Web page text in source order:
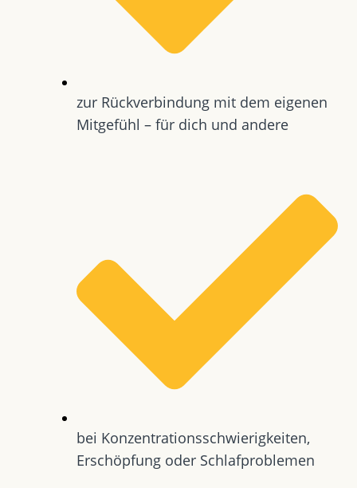
zur Rückverbindung mit dem eigenen
Mitgefühl – für dich und andere
bei Konzentrationsschwierigkeiten,
Erschöpfung oder Schlafproblemen